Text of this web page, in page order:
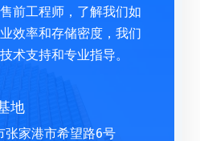
前工程师，了解我们如
效率和存储密度，我们
术支持和专业指导。
地
张家港市希望路6号